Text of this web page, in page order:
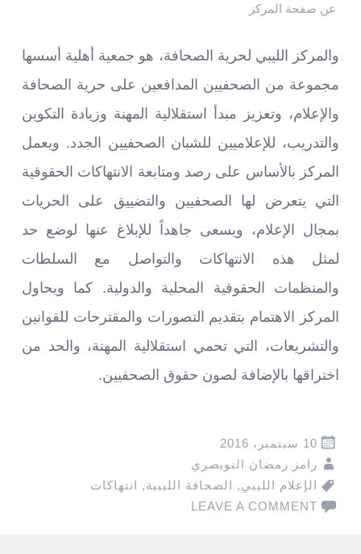
عن صفحة المركز
والمركز الليبي لحرية الصحافة، هو جمعية أهلية أسسها
مجموعة من الصحفيين المدافعين على حرية الصحافة
والإعلام، وتعزيز مبدأ استقلالية المهنة وزيادة التكوين
والتدريب، للإعلاميين للشبان الصحفيين الجدد. ويعمل
المركز بالأساس على رصد ومتابعة الانتهاكات الحقوقية
التي يتعرض لها الصحفيين والتضييق على الحريات
بمجال الإعلام، ويسعى جاهداً للإبلاغ عنها لوضع حد
لمثل هذه الانتهاكات والتواصل مع السلطات
والمنظمات الحقوقية المحلية والدولية. كما ويحاول
المركز الاهتمام بتقديم التصورات والمقترحات للقوانين
والتشريعات، التي تحمي استقلالية المهنة، والحد من
اختراقها بالإضافة لصون حقوق الصحفيين.
10 سبتمبر، 2016
رامز رمضان النويصري
الإعلام الليبي, الصحافة الليبية, انتهاكات
LEAVE A COMMENT